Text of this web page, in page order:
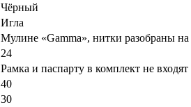
Чёрный
Игла
Мулине «Gamma», нитки разобраны на
24
Рамка и паспарту в комплект не входят
40
30